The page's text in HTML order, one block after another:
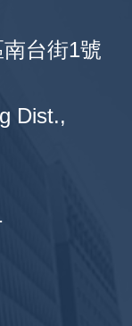
台街1號
Dist.,